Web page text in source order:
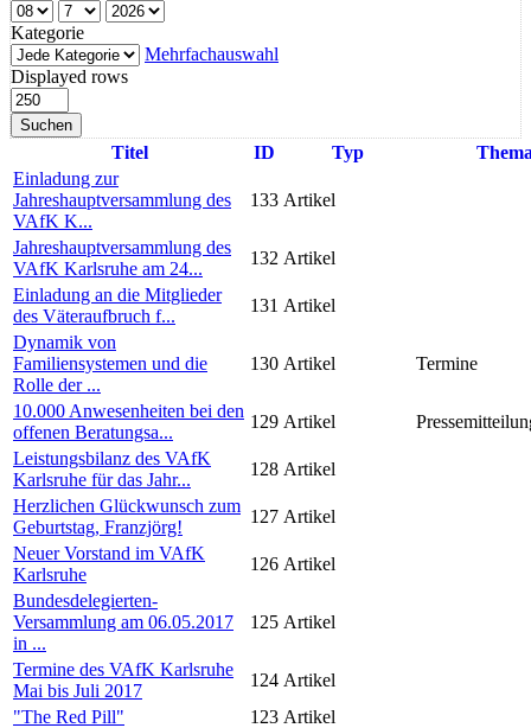
Kategorie
Mehrfachauswahl
Displayed rows
Suchen
Titel ID Typ
Einladung zur
Jahreshauptversammlung des
VAfK K...
133 Artikel
Jahreshauptversammlung des
VAfK Karlsruhe am 24...
132 Artikel
Einladung an die Mitglieder
des Väteraufbruch f...
131 Artikel
Dynamik von
Familiensystemen und die
Rolle der ...
130 Artikel Termine
10.000 Anwesenheiten bei den
offenen Beratungsa...
129 Artikel
Leistungsbilanz des VAfK
Karlsruhe für das Jahr...
128 Artikel
Herzlichen Glückwunsch zum
Geburtstag, Franzjörg!
127 Artikel
Neuer Vorstand im VAfK
Karlsruhe
126 Artikel
Bundesdelegierten-
Versammlung am 06.05.2017
in ...
125 Artikel
Termine des VAfK Karlsruhe
Mai bis Juli 2017
124 Artikel
"The Red Pill"
123 Artikel